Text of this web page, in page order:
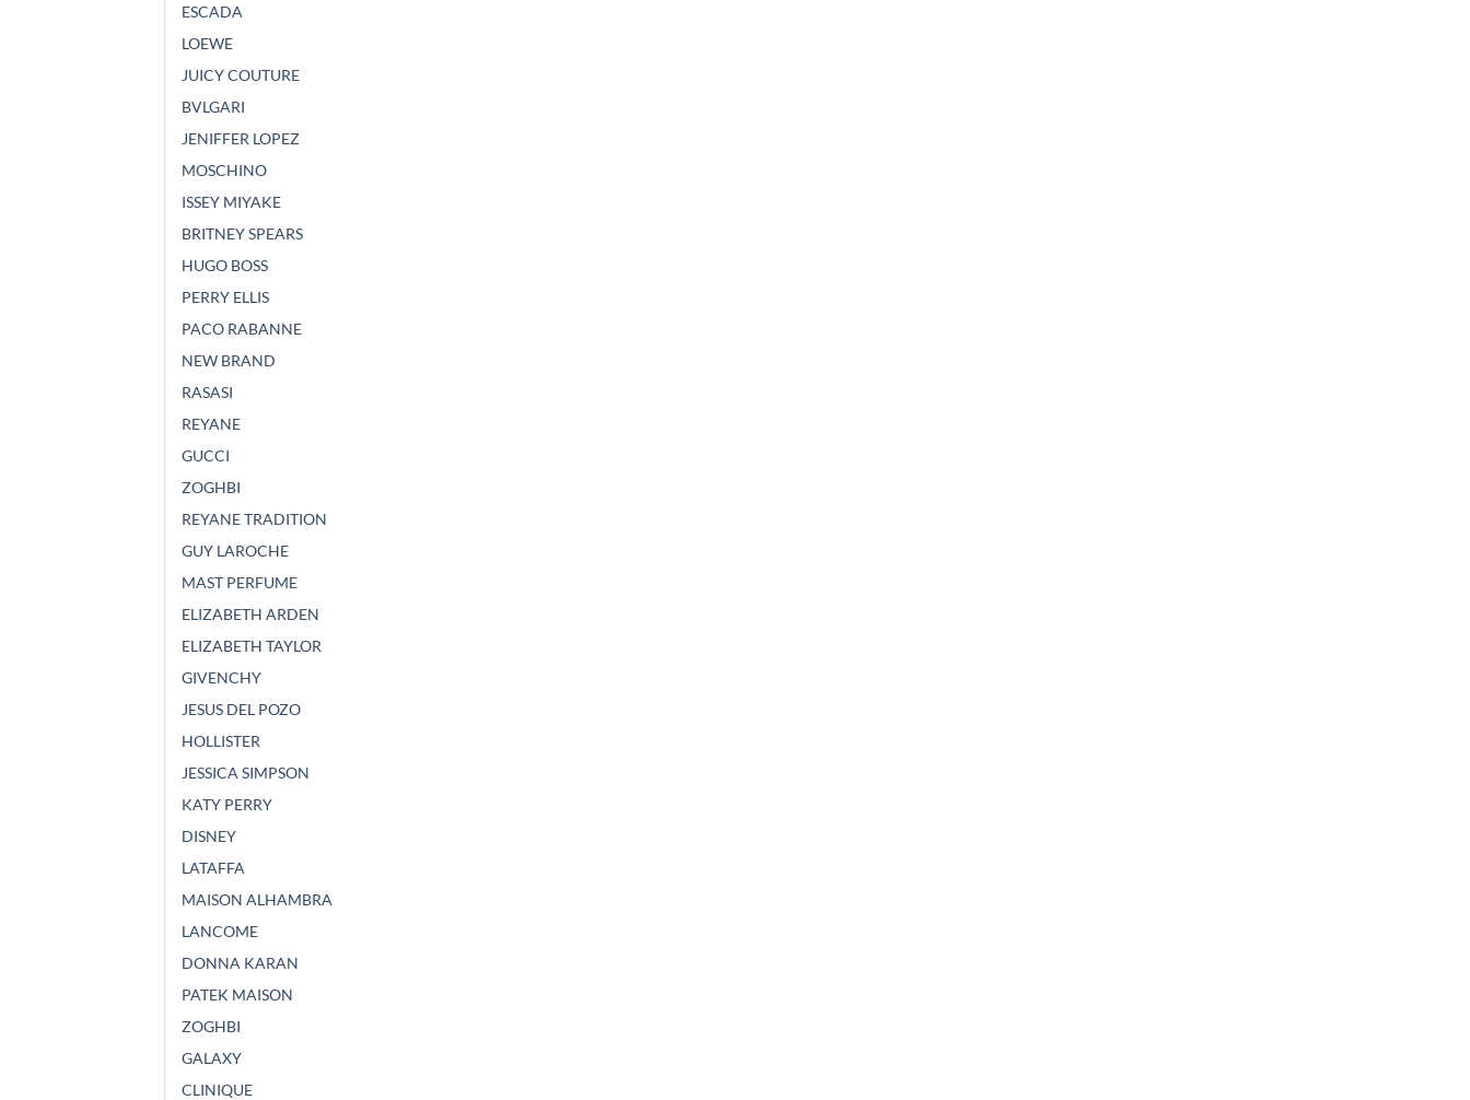
ESCADA
LOEWE
JUICY COUTURE
BVLGARI
JENIFFER LOPEZ
MOSCHINO
ISSEY MIYAKE
BRITNEY SPEARS
HUGO BOSS
PERRY ELLIS
PACO RABANNE
NEW BRAND
RASASI
REYANE
GUCCI
ZOGHBI
REYANE TRADITION
GUY LAROCHE
MAST PERFUME
ELIZABETH ARDEN
ELIZABETH TAYLOR
GIVENCHY
JESUS DEL POZO
HOLLISTER
JESSICA SIMPSON
KATY PERRY
DISNEY
LATAFFA
MAISON ALHAMBRA
LANCOME
DONNA KARAN
PATEK MAISON
ZOGHBI
GALAXY
CLINIQUE